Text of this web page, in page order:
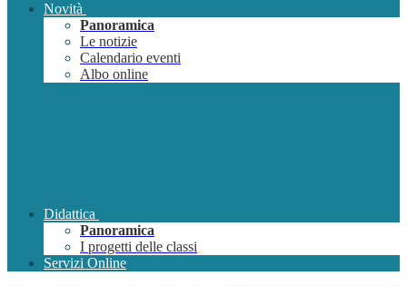
Novità
Panoramica
Le notizie
Calendario eventi
Albo online
Didattica
Panoramica
I progetti delle classi
Servizi Online